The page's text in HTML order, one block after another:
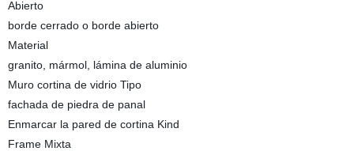
Abierto
borde cerrado o borde abierto
Material
granito, mármol, lámina de aluminio
Muro cortina de vidrio Tipo
fachada de piedra de panal
Enmarcar la pared de cortina Kind
Frame Mixta